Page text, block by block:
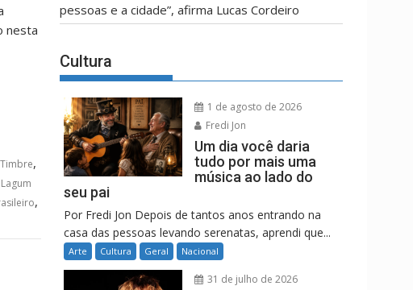
nesta
,
Lagum
,
pessoas e a cidade”, afirma Lucas Cordeiro
Cultura
1 de agosto de 2026
Fredi Jon
Um dia você daria
tudo por mais uma
música ao lado do
seu pai
Por Fredi Jon Depois de tantos anos entrando na
casa das pessoas levando serenatas, aprendi que...
Arte Cultura Geral Nacional
31 de julho de 2026